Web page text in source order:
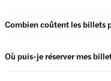
Combien coûtent les billets
Où puis-je réserver mes